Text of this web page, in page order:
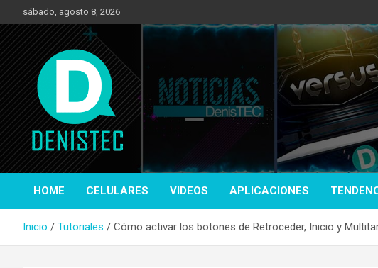
al
contenido
sábado, agosto 8, 2026
DenisTec
Tecnología y más!
HOME CELULARES VIDEOS APLICACIONES
Inicio Tutoriales Cómo activar los botones de Retroceder, Inicio y